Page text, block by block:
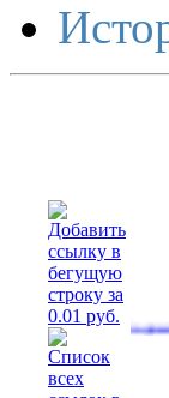
Свободные